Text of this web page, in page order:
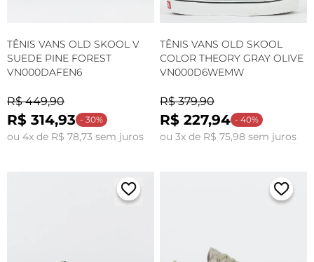
TÊNIS VANS OLD SKOOL V
SUEDE PINE FOREST
VN000DAFEN6
R$ 449,90
R$ 314,93 - 30%
ou 4x de R$ 78,73 sem juros
TÊNIS VANS OLD SKOOL
COLOR THEORY GRAY OLIVE
VN000D6WEMW
R$ 379,90
R$ 227,94 - 40%
ou 3x de R$ 75,98 sem juros